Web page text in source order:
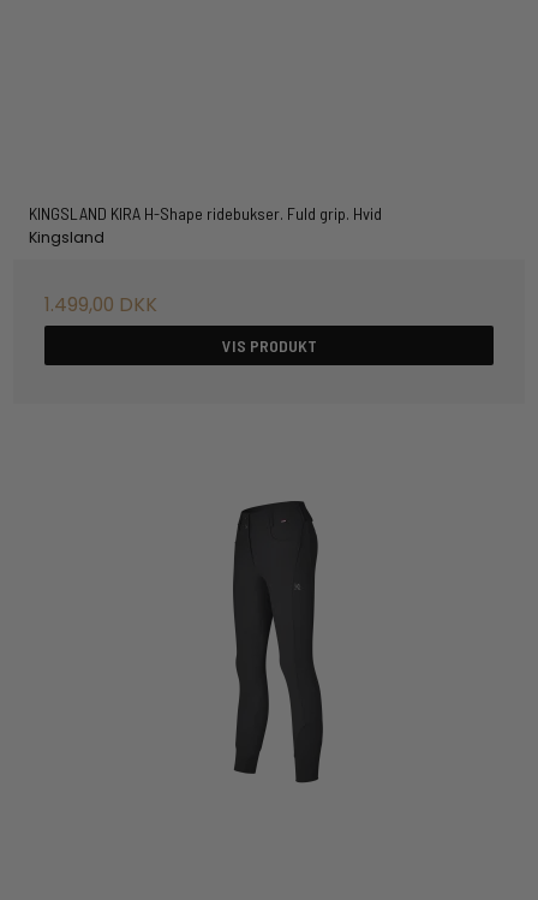
KINGSLAND KIRA H-Shape ridebukser. Fuld grip. Hvid
Kingsland
1.499,00 DKK
VIS PRODUKT